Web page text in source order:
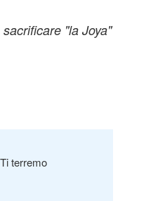
"la Joya"
terremo